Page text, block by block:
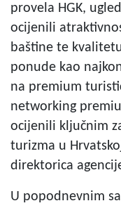
provela HGK,
ocijenili
baštine te
ponude kao
na premium
networking
ocijenili ključnim
turizma u
direktorica
U popodnevnim